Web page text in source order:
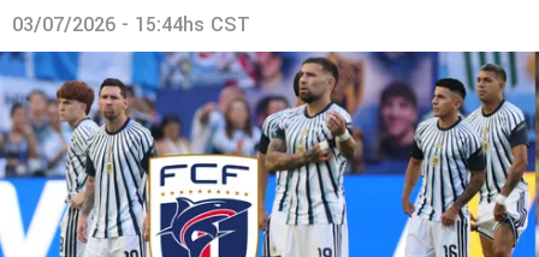
03/07/2026 - 15:44hs CST